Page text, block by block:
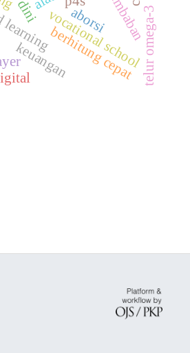
vocational school
berhitung cepat
keuangan telur omega-3
aborsi